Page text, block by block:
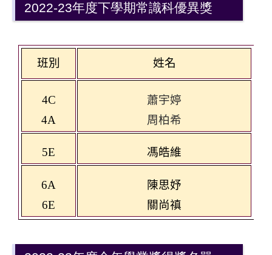
2022-23年度下學期常識科優異獎
班別 姓名
4C
4A
蕭宇婷
周柏希
5E 馮皓維
6A
6E
陳思妤
關尚禛